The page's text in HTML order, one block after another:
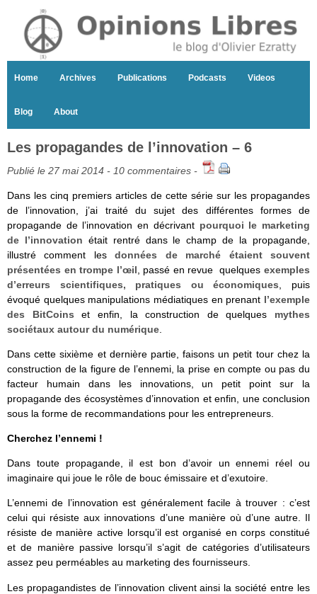
Home Archives Publications Podcasts Videos
Blog About
Les propagandes de l’innovation – 6
Publié le 27 mai 2014 - 10 commentaires -
Dans les cinq premiers articles de cette série sur les propagandes
de l’innovation, j’ai traité du sujet des différentes formes de
propagande de l’innovation en décrivant pourquoi le marketing
de l’innovation était rentré dans le champ de la propagande,
illustré comment lesdonnées de marché étaient souvent
présentées en trompe l’œil , passé en revue quelquesexemples
d’erreurs scientifiques, pratiques ou économiques , puis
évoqué quelques manipulations médiatiques en prenant l’exemple
des BitCoins et enfin, la construction de quelques mythes
sociétaux autour du numérique
Dans cette sixième et dernière partie, faisons un petit tour chez la
construction de la figure de l’ennemi, la prise en compte ou pas du
facteur humain dans les innovations, un petit point sur la
propagande des écosystèmes d’innovation et enfin, une conclusion
sous la forme de recommandations pour les entrepreneurs.
Cherchez l’ennemi !
Dans toute propagande, il est bon d’avoir un ennemi réel ou
imaginaire qui joue le rôle de bouc émissaire et d’exutoire.
L’ennemi de l’innovation est généralement facile à trouver : c’est
celui qui résiste aux innovations d’une manière où d’une autre. Il
résiste de manière active lorsqu’il est organisé en corps constitué
et de manière passive lorsqu’il s’agit de catégories d’utilisateurs
assez peu perméables au marketing des fournisseurs.
Les propagandistes de l’innovation clivent ainsi la société entre les